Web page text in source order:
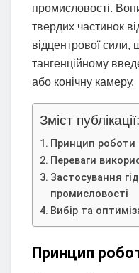
промисловості.
твердих частинок
відцентрової сили,
тангенційному
або конічну камеру.
Зміст публікації:
Принцип роботи
Переваги
Застосування
промисловості
Вибір та
Принцип